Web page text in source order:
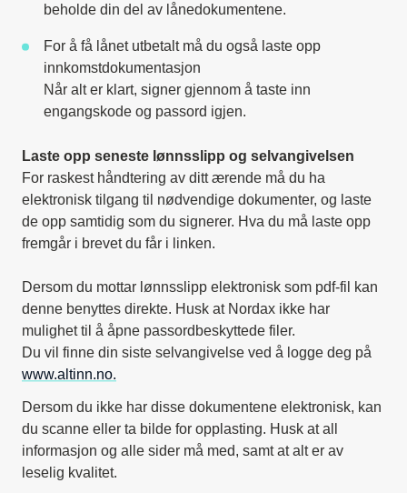
beholde din del av lånedokumentene.
For å få lånet utbetalt må du også laste opp
innkomstdokumentasjon
Når alt er klart, signer gjennom å taste inn
engangskode og passord igjen.
Laste opp seneste lønnsslipp og selvangivelsen
For raskest håndtering av ditt ærende må du ha
elektronisk tilgang til nødvendige dokumenter, og laste
de opp samtidig som du signerer. Hva du må laste opp
fremgår i brevet du får i linken.
Dersom du mottar lønnsslipp elektronisk som pdf-fil kan
denne benyttes direkte. Husk at Nordax ikke har
mulighet til å åpne passordbeskyttede filer.
Du vil finne din siste selvangivelse ved å logge deg på
www.altinn.no.
Dersom du ikke har disse dokumentene elektronisk, kan
du scanne eller ta bilde for opplasting. Husk at all
informasjon og alle sider må med, samt at alt er av
leselig kvalitet.